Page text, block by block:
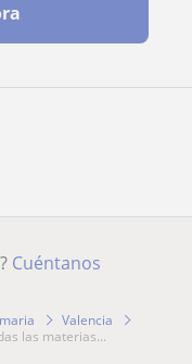
Cuéntanos
Valencia
las materias...